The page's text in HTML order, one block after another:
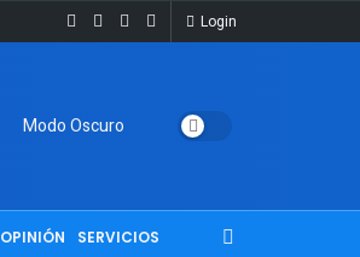
Login
Modo Oscuro
OPINIÓN SERVICIOS